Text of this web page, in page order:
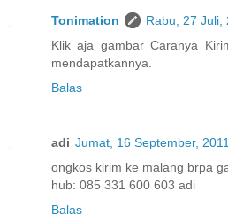
Tonimation
Rabu, 27 Juli,
Klik aja gambar Caranya
mendapatkannya.
Balas
adi Jumat, 16 September, 2011
ongkos kirim ke malang brpa
hub: 085 331 600 603 adi
Balas